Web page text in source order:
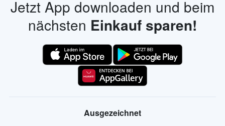
Jetzt App downloaden und beim
nächsten Einkauf sparen!
Ausgezeichnet